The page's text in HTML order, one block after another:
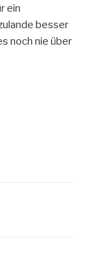
ein
besser
noch nie über